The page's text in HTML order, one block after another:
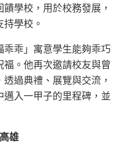
學校，用於校務發展，
學校。
乖」寓意學生能夠乖巧
。他再次邀請校友與曾
過典禮、展覽與交流，
入一甲子的里程碑，並
雄